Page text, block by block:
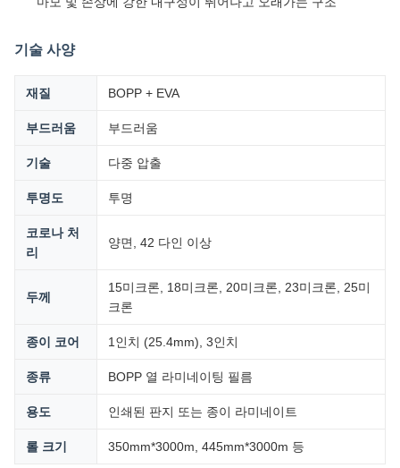
기술 사양
재질 BOPP + EVA
부드러움 부드러움
기술 다중 압출
투명도 투명
코로나 처
리
양면, 42 다인 이상
두께
15미크론, 18미크론, 20미크론, 23미크론, 25미
크론
종이 코어 1인치 (25.4mm), 3인치
종류 BOPP 열 라미네이팅 필름
용도 인쇄된 판지 또는 종이 라미네이트
롤 크기 350mm*3000m, 445mm*3000m 등